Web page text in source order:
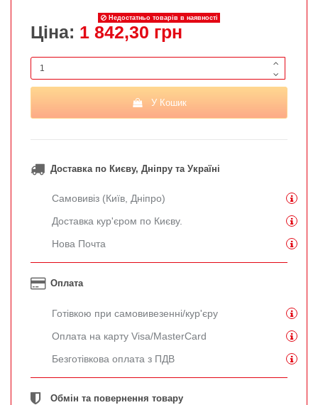
Недостатньо товарів в наявності
Ціна: 1 842,30 грн
У Кошик
Доставка по Києву, Дніпру та Україні
Самовивіз (Київ, Дніпро)
Доставка кур'єром по Києву.
Нова Почта
Оплата
Готівкою при самовивезенні/кур'єру
Оплата на карту Visa/MasterCard
Безготівкова оплата з ПДВ
Обмін та повернення товару